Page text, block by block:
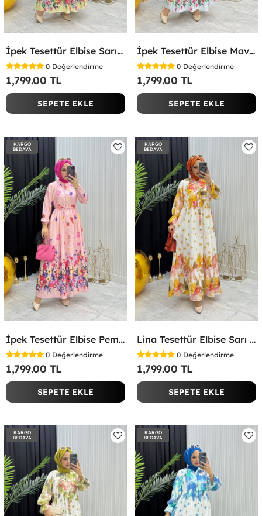
İpek Tesettür Elbise Sarı Sarı
0 Değerlendirme
1,799.00 TL
SEPETE EKLE
İpek Tesettür Elbise Mavi Mavi
0 Değerlendirme
1,799.00 TL
SEPETE EKLE
KARGO
BEDAVA
İpek Tesettür Elbise Pembe Pembe
0 Değerlendirme
1,799.00 TL
SEPETE EKLE
KARGO
BEDAVA
Lina Tesettür Elbise Sarı Sarı
0 Değerlendirme
1,799.00 TL
SEPETE EKLE
KARGO
BEDAVA
KARGO
BEDAVA